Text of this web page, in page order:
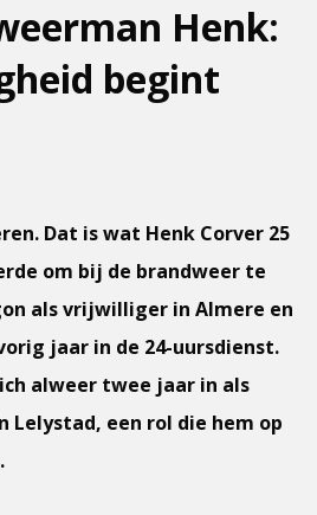
Henk:
begint
Dat is wat Henk Corver 25
om bij de brandweer te
als vrijwilliger in Almere en
jaar in de 24-uursdienst.
alweer twee jaar in als
een rol die hem op